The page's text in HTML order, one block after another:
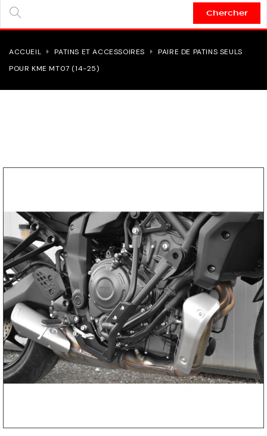
Chercher
ACCUEIL PATINS ET ACCESSOIRES
PAIRE DE PATINS SEULS
POUR KME MT07 (14-25)